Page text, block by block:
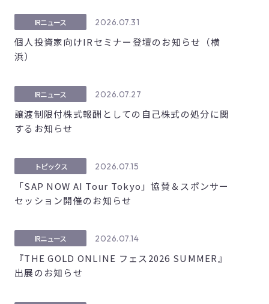
2026.07.31
IRニュース
個人投資家向けIRセミナー登壇のお知らせ（横
浜）
2026.07.27
IRニュース
譲渡制限付株式報酬としての自己株式の処分に関
するお知らせ
2026.07.15
トピックス
「SAP NOW AI Tour Tokyo」協賛＆スポンサー
セッション開催のお知らせ
2026.07.14
IRニュース
『THE GOLD ONLINE フェス2026 SUMMER』
出展のお知らせ